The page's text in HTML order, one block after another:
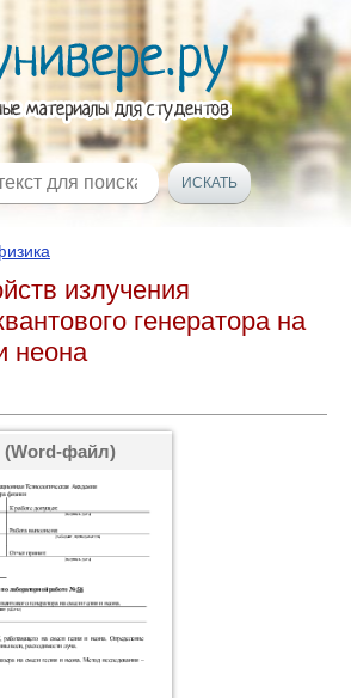
излучения
генератора на
неона
(Word-файл)